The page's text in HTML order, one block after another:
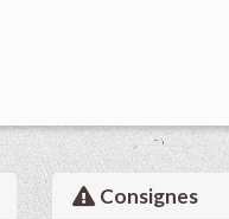
Consignes